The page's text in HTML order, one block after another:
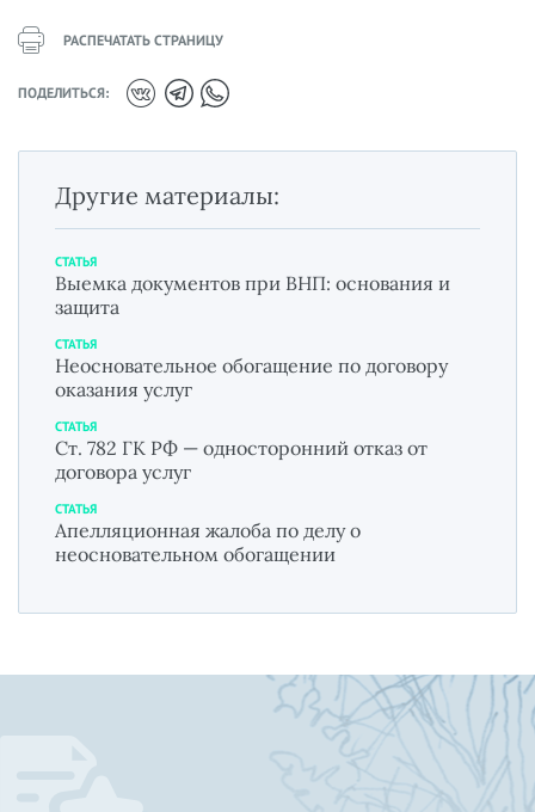
РАСПЕЧАТАТЬ СТРАНИЦУ
ПОДЕЛИТЬСЯ:
Другие материалы:
СТАТЬЯ
Выемка документов при ВНП: основания и
защита
СТАТЬЯ
Неосновательное обогащение по договору
оказания услуг
СТАТЬЯ
Ст. 782 ГК РФ — односторонний отказ от
договора услуг
СТАТЬЯ
Апелляционная жалоба по делу о
неосновательном обогащении